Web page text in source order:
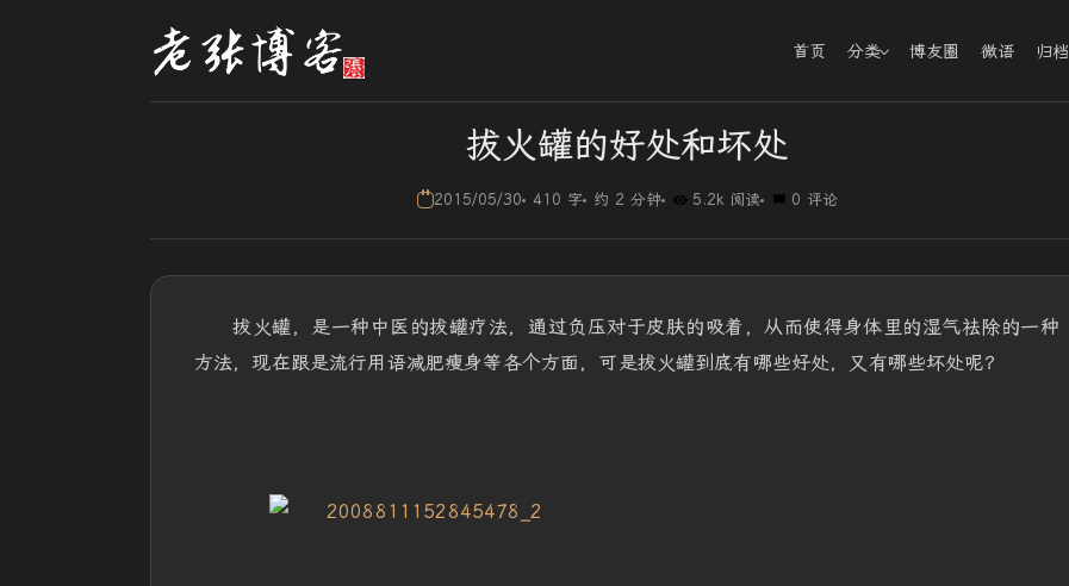
首页 分类 博友圈 微语 归档
拔火罐的好处和坏处
2015/05/30 410 字 约 2 分钟 5.2k 阅读 0 评论
拔火罐，是一种中医的拔罐疗法，通过负压对于皮肤的吸着，从而使得身体里的湿气祛除的一种
方法，现在跟是流行用语减肥瘦身等各个方面，可是拔火罐到底有哪些好处，又有哪些坏处呢？